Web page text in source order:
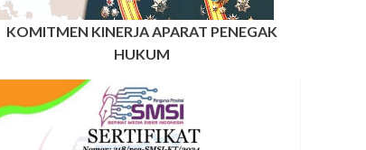
KOMITMEN KINERJA APARAT PENEGAK
HUKUM